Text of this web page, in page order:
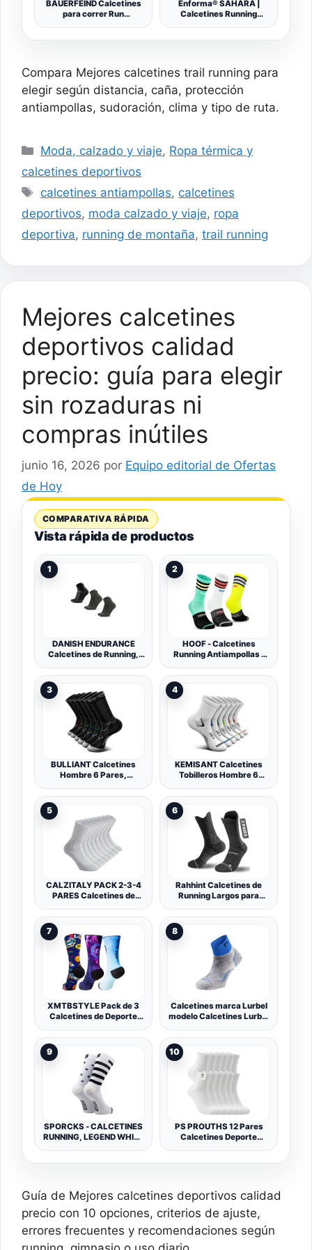
BAUERFEIND Calcetines
para correr Run
Enforma® SAHARA |
Calcetines Running
Calcetines Deporte
Hombre y Mujer con
Compresión y Protección
Anatómica
Compara Mejores calcetines trail running para
elegir según distancia, caña, protección
antiampollas, sudoración, clima y tipo de ruta.
Categorías
Moda, calzado y viaje, Ropa térmica y
calcetines deportivos
Etiquetas
calcetines antiampollas, calcetines
deportivos, moda calzado y viaje, ropa
deportiva, running de montaña, trail running
Mejores calcetines
deportivos calidad
precio: guía para elegir
sin rozaduras ni
compras inútiles
junio 16, 2026 por Equipo editorial de Ofertas
de Hoy
COMPARATIVA RÁPIDA
Vista rápida de productos
1
DANISH ENDURANCE
Calcetines de Running,
2
HOOF - Calcetines
Running Antiampollas -
Ultraligeros y
Transpirables - Diseño
Acolchado en Metatarso -
Material Técnico
Vaporfeel - Unisex
3
BULLIANT Calcetines
Hombre 6 Pares,
Deporte Compresivos
Senderismo Medias
Futbol,Transpirable con
Suela Totalmente
Acolchada
4
KEMISANT Calcetines
Tobilleros Hombre 6
Deporte Running Ciclismo
5
CALZITALY PACK 2-3-4
PARES Calcetines de
Padel Running Crossfit
Fitness, Calcetines Suela
Acolchada, Calcetines
Anti Ampollas | MADE IN
ITALY
6
Rahhint Calcetines de
Running Largos para
35-51, COOLMAX
Antiampollas,
Acolchados, con Soporte
de Compresión y Arco
7
XMTBSTYLE Pack de 3
Calcetines de Deporte
Crossfit, Ciclismo, MTB,
Running, Gimnasio
8
Calcetines marca Lurbel
modelo Calcetines Lurbel
claro
9
SPORCKS - CALCETINES
RUNNING, LEGEND WHITE
10
PS PROUTHS 12 Pares
Calcetines Deporte
Uso Diario – 85 % Algodón
Transpirables, Cómodos
y Suaves.
Guía de Mejores calcetines deportivos calidad
precio con 10 opciones, criterios de ajuste,
errores frecuentes y recomendaciones según